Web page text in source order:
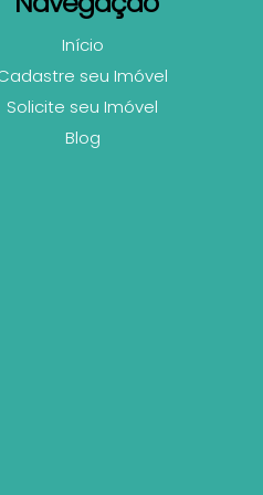
Início
seu Imóvel
Solicite seu Imóvel
Blog